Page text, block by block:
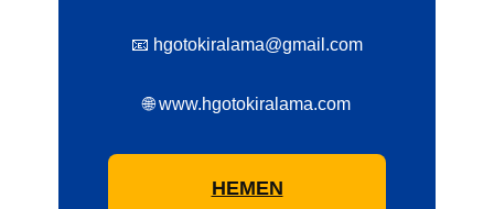
📧 hgotokiralama@gmail.com
🌐 www.hgotokiralama.com
HEMEN